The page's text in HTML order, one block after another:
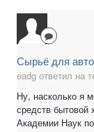
Сырьё для
eadg ответил на
Ну, насколько я
средств бытовой
Академии Наук